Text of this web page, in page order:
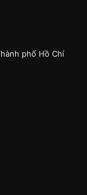
phố Hồ Chí